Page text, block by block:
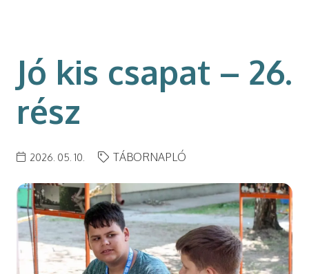
Jó kis csapat – 26.
rész
2026. 05. 10. TÁBORNAPLÓ